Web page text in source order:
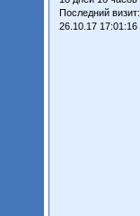
Последний визит:
26.10.17 17:01:16